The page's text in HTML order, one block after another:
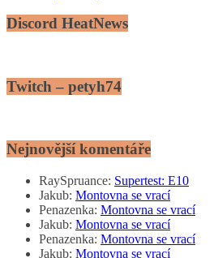
Discord HeatNews
Twitch – petyh74
Nejnovější komentáře
RaySpruance: Supertest: E10
Jakub: Montovna se vrací
Penazenka: Montovna se vrací
Jakub: Montovna se vrací
Penazenka: Montovna se vrací
Jakub: Montovna se vrací